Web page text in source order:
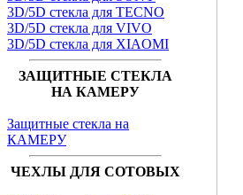
3D/5D стекла для TECNO
3D/5D стекла для VIVO
3D/5D стекла для XIAOMI
ЗАЩИТНЫЕ СТЕКЛА
НА КАМЕРУ
Защитные стекла на
КАМЕРУ
ЧЕХЛЫ ДЛЯ СОТОВЫХ